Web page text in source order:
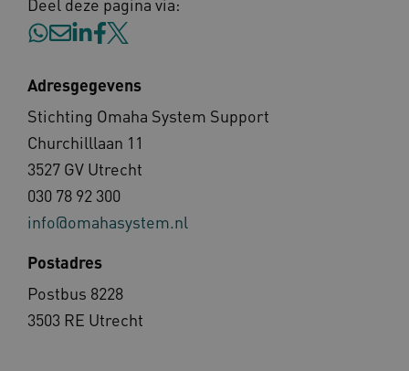
Adresgegevens
Stichting Omaha System Support
Churchilllaan 11
3527 GV Utrecht
030 78 92 300
info@omahasystem.nl
Postadres
Postbus 8228
3503 RE Utrecht